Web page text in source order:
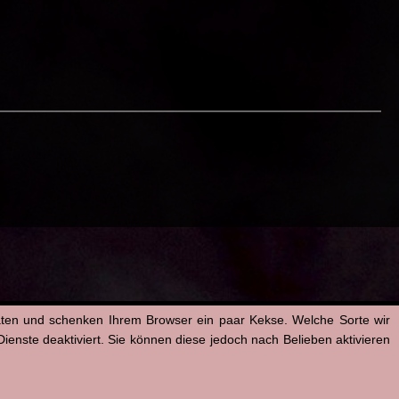
und schenken Ihrem Browser ein paar Kekse. Welche Sorte wir
deaktiviert. Sie können diese jedoch nach Belieben aktivieren